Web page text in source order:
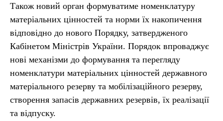
Також новий орган формуватиме номенклатуру
матеріальних цінностей та норми їх накопичення
відповідно до нового Порядку, затвердженого
Кабінетом Міністрів України. Порядок впроваджує
нові механізми до формування та перегляду
номенклатури матеріальних цінностей державного
матеріального резерву та мобілізаційного резерву,
створення запасів державних резервів, їх реалізації
та відпуску.